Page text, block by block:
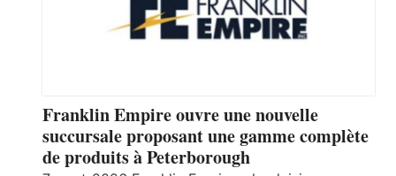
Franklin Empire ouvre une nouvelle
succursale proposant une gamme complète
de produits à Peterborough